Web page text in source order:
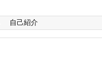
自己紹介